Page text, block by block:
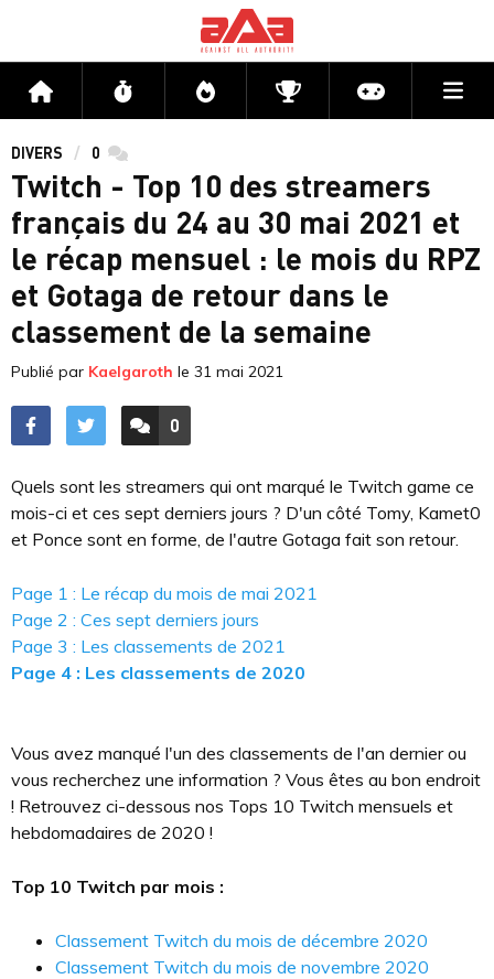
Accueil Flux Directs CompétitionsActu jeux
DIVERS 0 commentaires
Twitch - Top 10 des streamers
français du 24 au 30 mai 2021 et
le récap mensuel : le mois du RPZ
et Gotaga de retour dans le
classement de la semaine
Publié par Kaelgaroth le 31 mai 2021
ACCÉDER AUX
0
COMMENTAIRES
Quels sont les streamers qui ont marqué le Twitch game ce
mois-ci et ces sept derniers jours ? D'un côté Tomy, Kamet0
et Ponce sont en forme, de l'autre Gotaga fait son retour.
Page 1 : Le récap du mois de mai 2021
Page 2 : Ces sept derniers jours
Page 3 : Les classements de 2021
Page 4 : Les classements de 2020
Vous avez manqué l'un des classements de l'an dernier ou
vous recherchez une information ? Vous êtes au bon endroit
! Retrouvez ci-dessous nos Tops 10 Twitch mensuels et
hebdomadaires de 2020 !
Top 10 Twitch par mois :
Classement Twitch du mois de décembre 2020
Classement Twitch du mois de novembre 2020